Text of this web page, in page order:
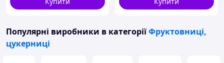
Популярні виробники в категоріїФруктовниці,
цукерниці